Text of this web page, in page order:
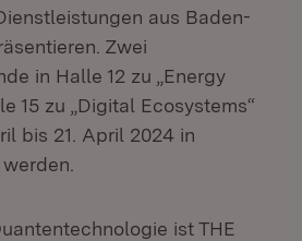
aus Baden-
Zwei
in Halle 12 zu „Energy
15 zu „Digital Ecosystems“
bis 21. April 2024 in
ist THE